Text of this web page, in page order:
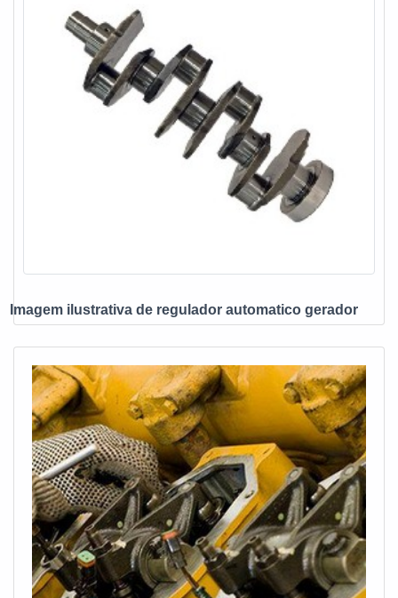
melhor no mercado de regulador de tensao para gerador. A
empresa oferece opções como reguladores de tensão AVR
e supressores. Tudo isso por ser comprometida com os
serviços e segura, padrões possíveis por contar com
escritório de alta qualidade onde são realizadas as
atividades e testes exaustivos de cada equipamento. Tudo
isso, somado a uma equipe com colaboradores proativos e
profissionais com vasta experiência na área, comprova sua
essência de trazer o melhor para todos os clientes.
Aproveite a visita para acessar o nosso site e saber mais
um orçamento!
Imagem ilustrativa de regulador automatico gerador